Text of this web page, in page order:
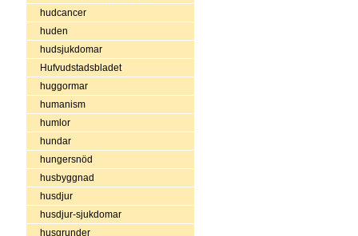
hudcancer
huden
hudsjukdomar
Hufvudstadsbladet
huggormar
humanism
humlor
hundar
hungersnöd
husbyggnad
husdjur
husdjur-sjukdomar
husgrunder